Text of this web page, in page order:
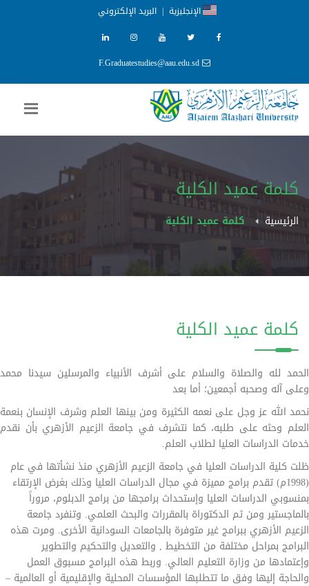
الإنجليزية | البريد الإلكتروني
F.Graduatestudies@aau.edu.sd
كلمة عميد الكلية
الرئيسية كلمة عميد الكلية
كلمة عميد الكلية
الحمد لله والصلاة والسلام على أشرف الأنبياء والمرسلين سيدنا محمد
وعلى آله وصحبه أجمعين؛ أما بعد
نحمد الله عز وجل على نعمه الكثيرة ومن بينها العلم وشرف الإنسان بنعمة
العلم وحثه على طلبه، كما نتشرف في جامعة الزعيم الأزهري بأن نقدم
خدمات الدراسات العليا لطلاب العلم.
ظلت كلية الدراسات العليا في جامعة الزعيم الأزهري منذ نشأتها في عام
(1998م) تقدم برامج مميزة في مجال الدراسات العليا وذلك بغرض الإرتقاء
بمنسوبي الدراسات العليا وإستحداث برامجها من برامج الدبلوم، مروراً
بالماجستير ومن ثم الدكتوراة بالمقررات والبحث العلمي. وتنفرد جامعة
الزعيم الأزهري ببرامج غير متوفرة بالجامعات السودانية الأخرى. ومرت هذه
البرامج بمراحل مختلفة من التخطيط , والتعديل والتحكيم والتطوير
وإعتمادها من وزارة التعليم العالي. وربط هذه البرامج مسبوق العمل
والحاجة إليها وفق ما تتطلبها المؤسسات المحلية والإقليمية أو العالمية –